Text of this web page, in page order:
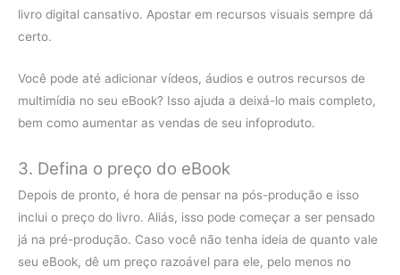
livro digital cansativo. Apostar em recursos visuais sempre dá
certo.
Você pode até adicionar vídeos, áudios e outros recursos de
multimídia no seu eBook? Isso ajuda a deixá-lo mais completo,
bem como aumentar as vendas de seu infoproduto.
3. Defina o preço do eBook
Depois de pronto, é hora de pensar na pós-produção e isso
inclui o preço do livro. Aliás, isso pode começar a ser pensado
já na pré-produção. Caso você não tenha ideia de quanto vale
seu eBook, dê um preço razoável para ele, pelo menos no